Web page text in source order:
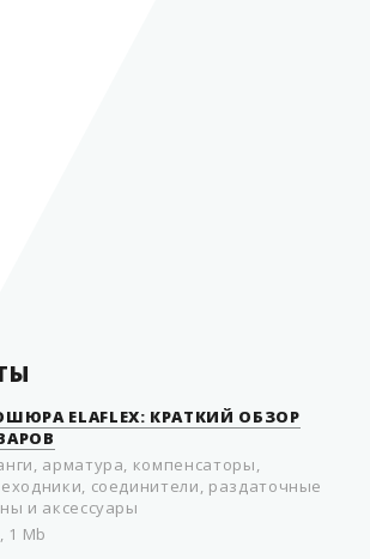
ELAFLEX: КРАТКИЙ ОБЗОР
арматура, компенсаторы,
соединители, раздаточные
и аксессуары
1 Mb